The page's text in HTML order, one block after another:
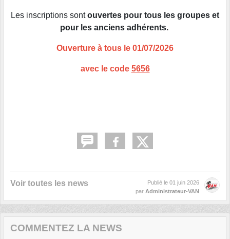
Les inscriptions sontouvertes pour tous les groupes et
pour les anciens adhérents.
Ouverture à tous le 01/07/2026
avec le code 5656
Voir toutes les news Publié le 01 juin 2026
par Administrateur-VAN
COMMENTEZ LA NEWS